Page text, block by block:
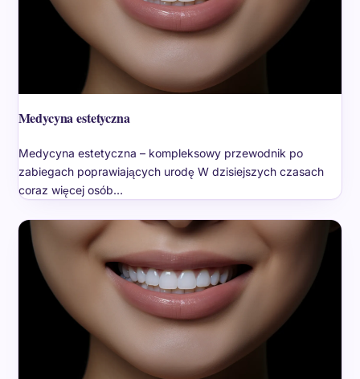
Medycyna estetyczna
Medycyna estetyczna – kompleksowy przewodnik po
zabiegach poprawiających urodę W dzisiejszych czasach
coraz więcej osób…